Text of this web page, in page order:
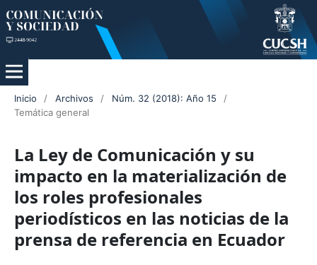
Inicio / Archivos / Núm. 32 (2018): Año 15
/
Temática general
La Ley de Comunicación y su
impacto en la materialización de
los roles profesionales
periodísticos en las noticias de la
prensa de referencia en Ecuador